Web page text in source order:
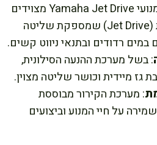
: מנועי Yamaha Jet Drive מצוידים
במערכת הנעה סילונית (Jet Drive) שמספקת שליטה
במים רדודים ובתנאי ניווט קשים.
: בשל מערכת ההנעה הסילונית,
גז מיידית וכושר שליטה מצוין.
: מערכת הקירור מבוססת
על חיי המנוע וביצועים